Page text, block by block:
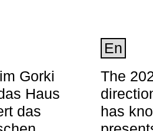
Gorki
Haus
das
En
The
has